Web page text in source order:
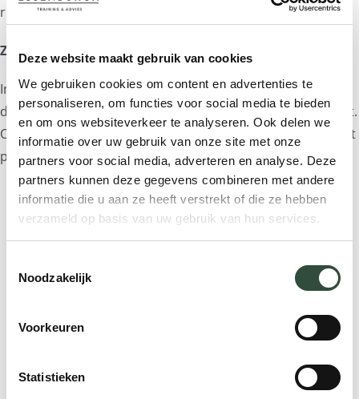
Deze website maakt gebruik van cookies
We gebruiken cookies om content en advertenties te
personaliseren, om functies voor social media te bieden
en om ons websiteverkeer te analyseren. Ook delen we
informatie over uw gebruik van onze site met onze
partners voor social media, adverteren en analyse. Deze
partners kunnen deze gegevens combineren met andere
informatie die u aan ze heeft verstrekt of die ze hebben
verzameld op basis van uw gebruik van hun services.
Noodzakelijk
Voorkeuren
Statistieken
realiseren.
Zorgnetwerken die werken
In dit e-boek lees je wat een zorgnetwerk is en brengen we
de barrières en oplossingsrichting voor de praktijk in kaart.
Op basis van het Regenboogmodel en (inter)nationale best
practices.